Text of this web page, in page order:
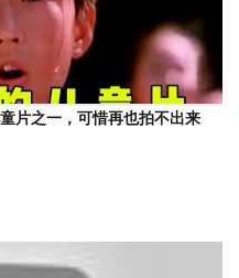
片之一，可惜再也拍不出来